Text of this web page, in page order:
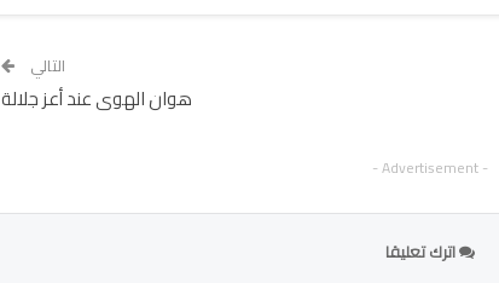
التالي
هوان الهوى عند أعز جلالة
- Advertisement -
اترك تعليقا